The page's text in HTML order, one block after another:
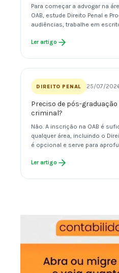
Para começar a advogar na
OAB, estude Direito Penal e
audiências, trabalhe em
Ler artigo
DIREITO PENAL 25/07/
Preciso de pós-
criminal?
Não. A inscrição na OAB é
qualquer área, incluindo o
é opcional e serve para
Ler artigo